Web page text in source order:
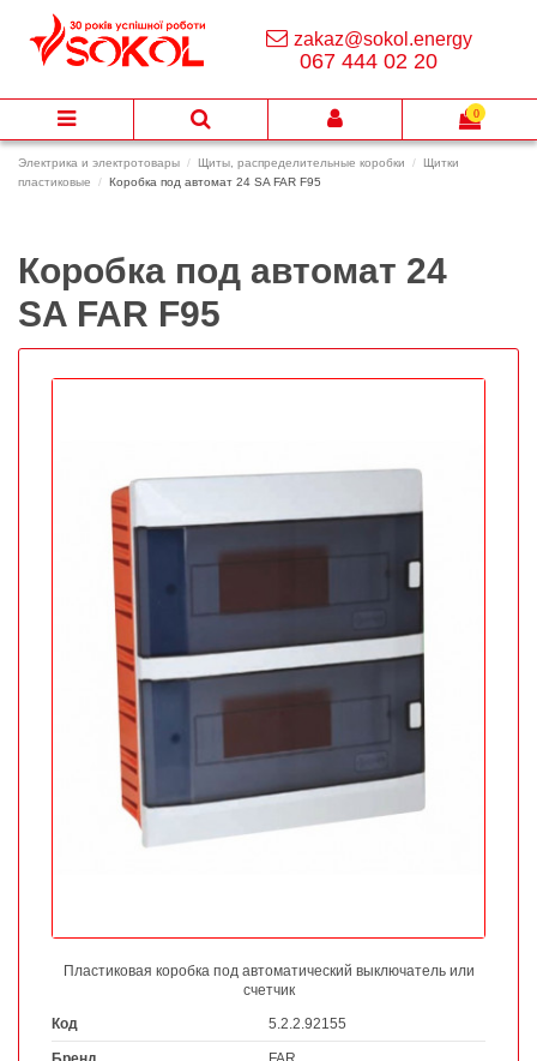
Электрика и электротовары Щиты, распределительные коробки
Щитки
пластиковые
Коробка под автомат 24 SA FAR F95
Коробка под автомат 24
SA FAR F95
Пластиковая коробка под автоматический выключатель или
счетчик
Код
5.2.2.92155
zakaz@sokol.energy
067 444 02 20
0